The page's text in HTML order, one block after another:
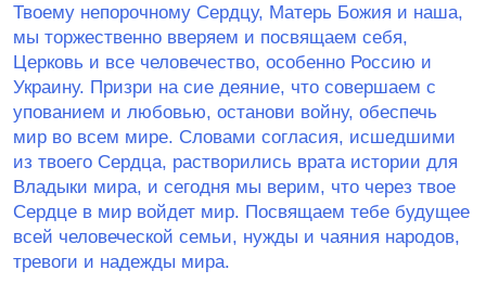
Твоему непорочному Сердцу, Матерь Божия и наша,
мы торжественно вверяем и посвящаем себя,
Церковь и все человечество, особенно Россию и
Украину. Призри на сие деяние, что совершаем с
упованием и любовью, останови войну, обеспечь
мир во всем мире. Словами согласия, исшедшими
из твоего Сердца, растворились врата истории для
Владыки мира, и сегодня мы верим, что через твое
Сердце в мир войдет мир. Посвящаем тебе будущее
всей человеческой семьи, нужды и чаяния народов,
тревоги и надежды мира.